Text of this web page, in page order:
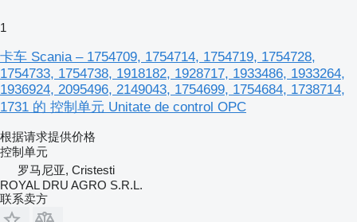
1
卡车 Scania – 1754709, 1754714, 1754719, 1754728,
1754733, 1754738, 1918182, 1928717, 1933486, 1933264,
1936924, 2095496, 2149043, 1754699, 1754684, 1738714,
1731 的 控制单元 Unitate de control OPC
根据请求提供价格
控制单元
罗马尼亚, Cristesti
ROYAL DRU AGRO S.R.L.
联系卖方